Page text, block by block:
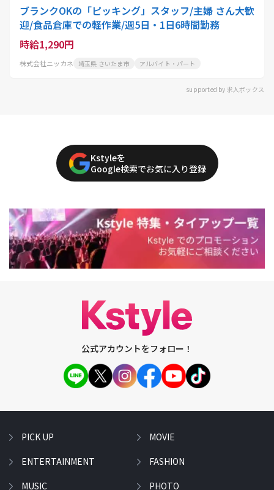
ブランクOKの「ピッキング」スタッフ/主婦 さん大歓
迎/食品倉庫での軽作業/週5日・1日6時間勤務
時給1,290円
株式会社ニッカネ 埼玉県 さいたま市 アルバイト・パート
supported by 求人ボックス
Kstyleを
Google検索でお気に入り登録
公式アカウントをフォロー！
PICK UP
ENTERTAINMENT
MUSIC
MOVIE
FASHION
PHOTO